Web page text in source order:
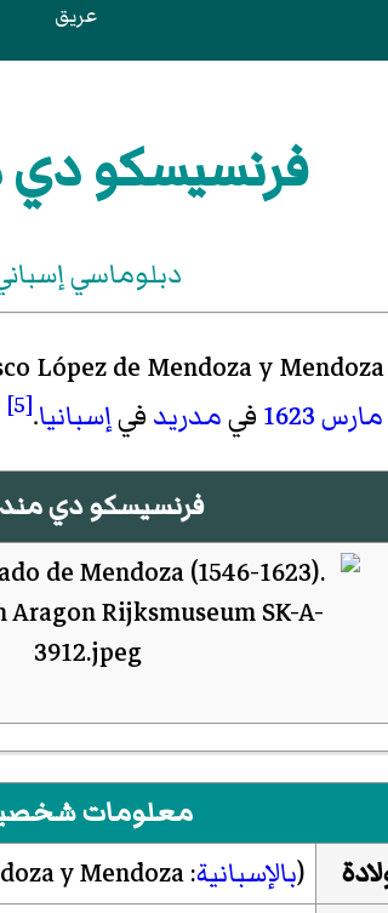
عريق
فرنسيسكو دي
دبلوماسي
López de Mendoza y Mendoza
1623 فيمدريد فيإسبانيا.
[5]
فرنسيسكو دي
معلومات
(بالإسبانية:
y Mendoza